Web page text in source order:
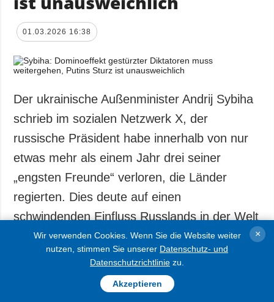
01.03.2026 16:38
Der ukrainische Außenminister Andrij Sybiha
schrieb im sozialen Netzwerk X, der
russische Präsident habe innerhalb von nur
etwas mehr als einem Jahr drei seiner
„engsten Freunde“ verloren, die Länder
regierten. Dies deute auf einen
schwindenden Einfluss Russlands in der Welt
„Assad, Maduro und jetzt Khamenei. Putin hat
innerhalb von nur etwas mehr als einem Jahr drei
Wir verwenden Cookies. Wenn Sie die Website weiter
nutzen, stimmen Sie unserer Datenschutz- und
Datenschutzrichtlinie zu.
Akzeptieren
×